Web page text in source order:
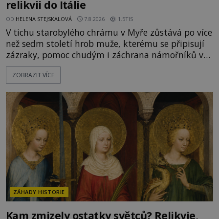
relikvii do Itálie
OD HELENA STEJSKALOVÁ 7.8.2026 1.5TIS
V tichu starobylého chrámu v Myře zůstává po více
než sedm století hrob muže, kterému se připisují
zázraky, pomoc chudým i záchrana námořníků v
bouřích. Pak ale přichází rok 1087 a klidné místo
se mění v dějiště podivné noční výpravy. Skupina
Mikuláše a odváží jeho ostatky přes moře do Bari.
Je to zbožná záchrana před nebezpečím, nebo
promyšlená krádež,
ZOBRAZIT VÍCE
ZÁHADY HISTORIE
Kam zmizely ostatky světců? Relikvie,